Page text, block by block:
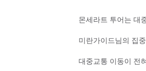
몬세라트 투어는 대
미란가이드님의 집
대중교통 이동이 전